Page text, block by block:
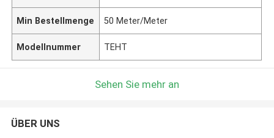
Min Bestellmenge 50 Meter/Meter
Modellnummer TEHT
Sehen Sie mehr an
ÜBER UNS